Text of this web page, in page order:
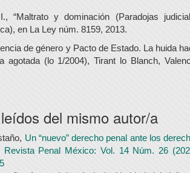
“Maltrato y dominación (Paradojas
en La Ley núm. 8159, 2013.
de género y Pacto de Estado. La huida
agotada (lo 1/2004), Tirant lo Blanch,
del mismo autor/a
Un “nuevo” derecho penal ante los
Revista Penal México: Vol. 14 Núm. 26